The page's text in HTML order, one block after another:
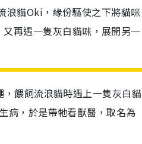
浪貓Oki，緣份驅使之下將貓咪
再遇一隻灰白貓咪，展開另一
餵飼流浪貓時遇上一隻灰白貓
病，於是帶牠看獸醫，取名為